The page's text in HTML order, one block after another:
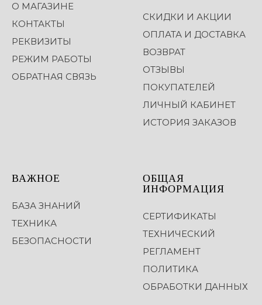
О МАГАЗИНЕ
КОНТАКТЫ
РЕКВИЗИТЫ
РЕЖИМ РАБОТЫ
ОБРАТНАЯ СВЯЗЬ
СКИДКИ И АКЦИИ
ОПЛАТА И ДОСТАВКА
ВОЗВРАТ
ОТЗЫВЫ
ПОКУПАТЕЛЕЙ
ЛИЧНЫЙ КАБИНЕТ
ИСТОРИЯ ЗАКАЗОВ
ВАЖНОЕ
БАЗА ЗНАНИЙ
ТЕХНИКА
БЕЗОПАСНОСТИ
ОБЩАЯ
ИНФОРМАЦИЯ
СЕРТИФИКАТЫ
ТЕХНИЧЕСКИЙ
РЕГЛАМЕНТ
ПОЛИТИКА
ОБРАБОТКИ ДАННЫХ